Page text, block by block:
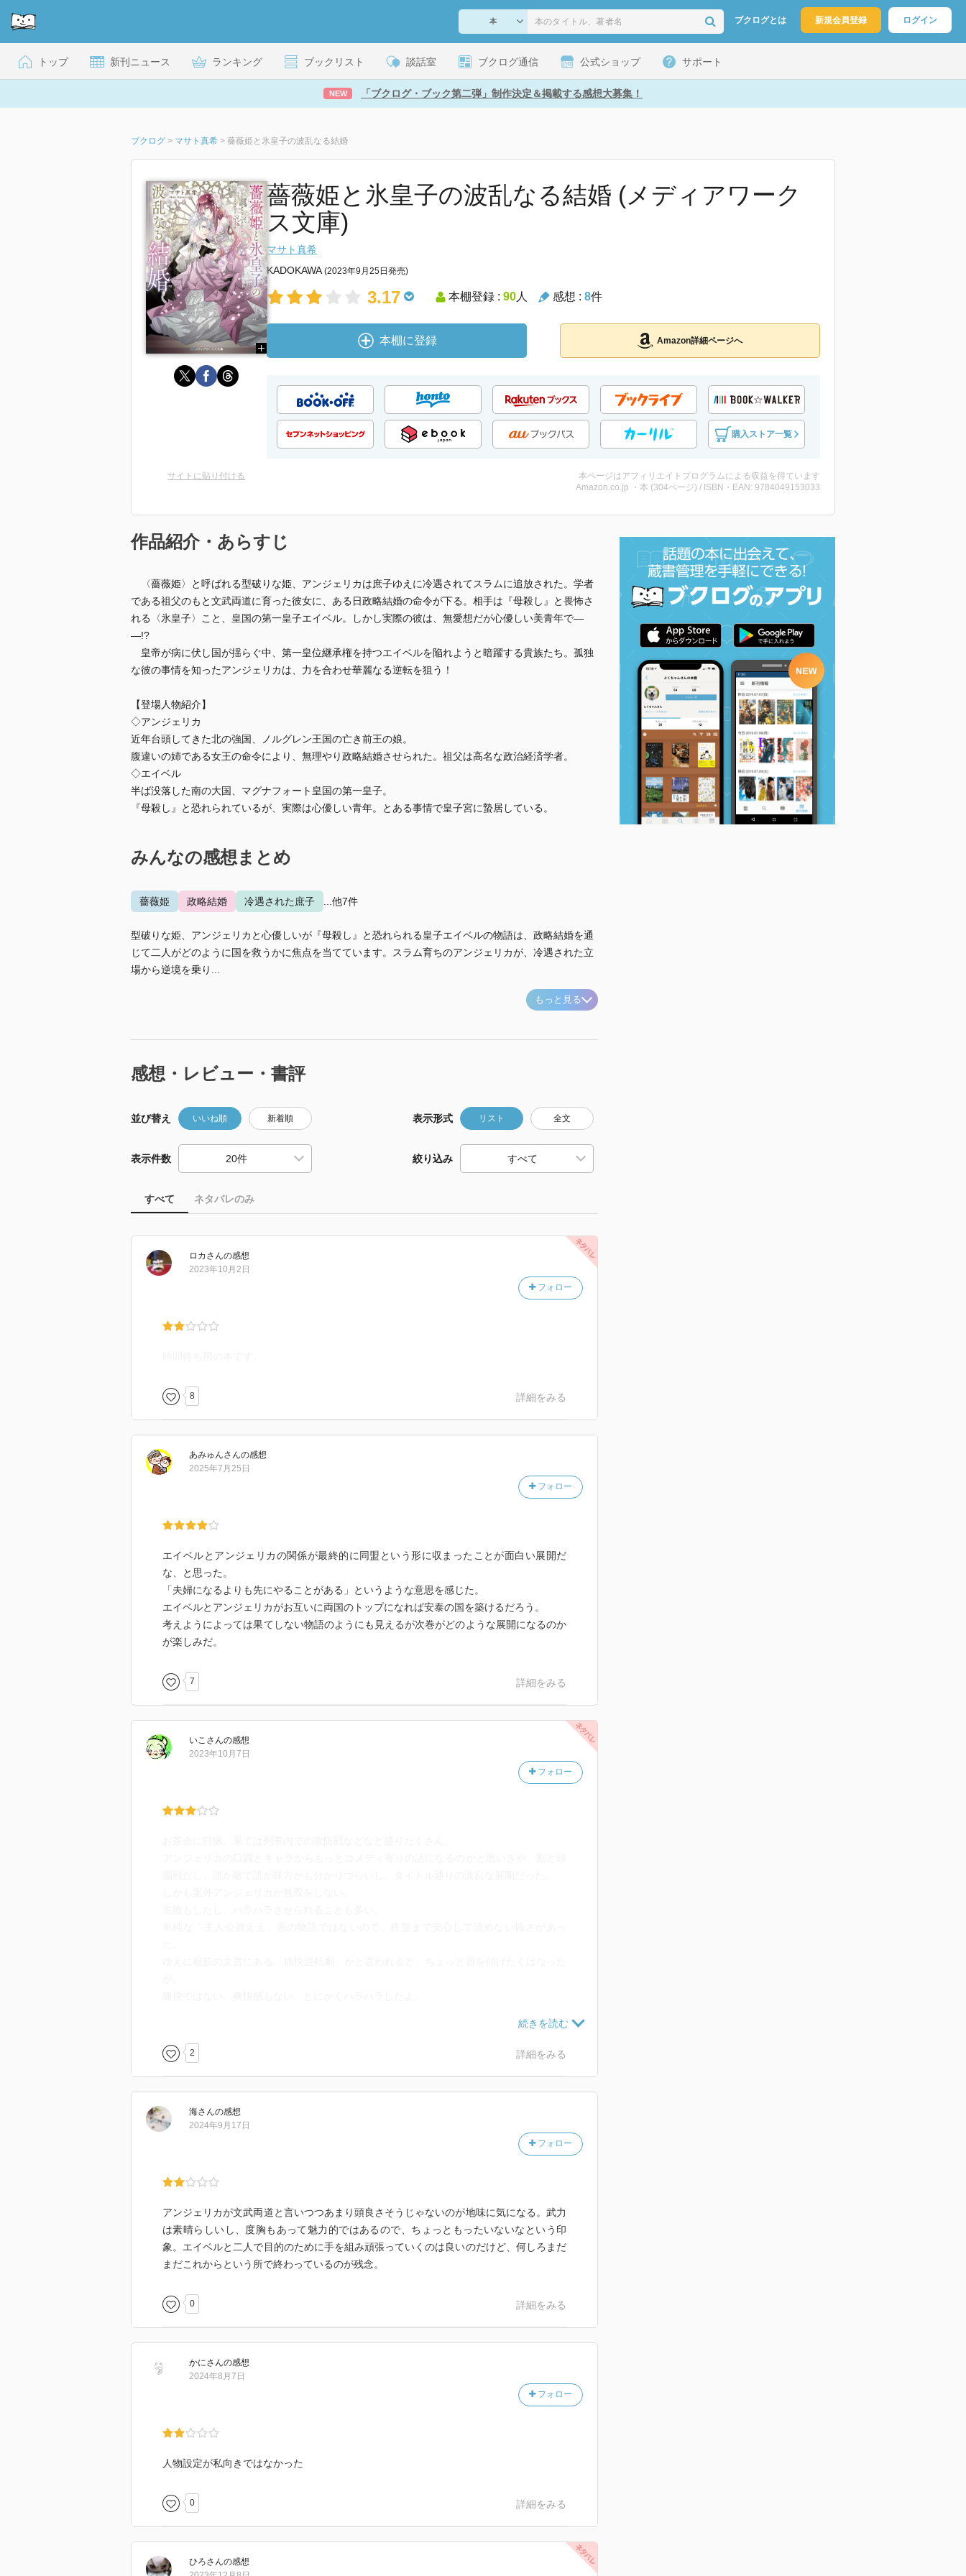
ブクログとは 新規会員登録 ログイン
トップ 新刊ニュース ランキング ブックリスト 談話室 ブクログ通信 公式ショップ サポート
NEW 「ブクログ・ブック第二弾」制作決定＆掲載する感想大募集！
ブクログ > マサト真希 > 薔薇姫と氷皇子の波乱なる結婚
薔薇姫と氷皇子の波乱なる結婚 (メディアワーク
ス文庫)
マサト真希
KADOKAWA(2023年9月25日発売)
3.17 本棚登録 : 90人 感想 : 8件
本棚に登録 Amazon詳細ページへ
購入ストア一覧
サイトに貼り付ける
本ページはアフィリエイトプログラムによる収益を得ています
Amazon.co.jp ・本 (304ページ) / ISBN・EAN: 9784049153033
作品紹介・あらすじ
〈薔薇姫〉と呼ばれる型破りな姫、アンジェリカは庶子ゆえに冷遇されてスラムに追放された。学者
である祖父のもと文武両道に育った彼女に、ある日政略結婚の命令が下る。相手は『母殺し』と畏怖さ
れる〈氷皇子〉こと、皇国の第一皇子エイベル。しかし実際の彼は、無愛想だが心優しい美青年で―
―!?
皇帝が病に伏し国が揺らぐ中、第一皇位継承権を持つエイベルを陥れようと暗躍する貴族たち。孤独
な彼の事情を知ったアンジェリカは、力を合わせ華麗なる逆転を狙う！
【登場人物紹介】
◇アンジェリカ
近年台頭してきた北の強国、ノルグレン王国の亡き前王の娘。
腹違いの姉である女王の命令により、無理やり政略結婚させられた。祖父は高名な政治経済学者。
◇エイベル
半ば没落した南の大国、マグナフォート皇国の第一皇子。
『母殺し』と恐れられているが、実際は心優しい青年。とある事情で皇子宮に蟄居している。
みんなの感想まとめ
薔薇姫 政略結婚 冷遇された庶子 ...他7件
型破りな姫、アンジェリカと心優しいが『母殺し』と恐れられる皇子エイベルの物語は、政略結婚を通
じて二人がどのように国を救うかに焦点を当てています。スラム育ちのアンジェリカが、冷遇された立
場から逆境を乗り...
もっと見る
感想・レビュー・書評
並び替え いいね順 新着順 表示形式 リスト 全文
表示件数 絞り込み
すべて ネタバレのみ
ロカ さんの感想
フォロー
2023年10月2日
8 詳細をみる
あみゅんさんの感想
フォロー
2025年7月25日
エイベルとアンジェリカの関係が最終的に同盟という形に収まったことが面白い展開だ
な、と思った。
「夫婦になるよりも先にやることがある」というような意思を感じた。
エイベルとアンジェリカがお互いに両国のトップになれば安泰の国を築けるだろう。
考えようによっては果てしない物語のようにも見えるが次巻がどのような展開になるのか
が楽しみだ。
7 詳細をみる
いこ さんの感想
フォロー
2023年10月7日
それに、内容盛りだくさんなため、情報を整理しないといけないことも多く、こんがらが
ることも。
列車の話まで出てきたときは、違う世界観に来たのかと思ってしまうほど。
個人的にはもう少し展開を絞ってくれた方が分かりやすかったかも。
2 詳細をみる
海さんの感想
フォロー
2024年9月17日
アンジェリカが文武両道と言いつつあまり頭良さそうじゃないのが地味に気になる。武力
は素晴らしいし、度胸もあって魅力的ではあるので、ちょっともったいないなという印
象。エイベルと二人で目的のために手を組み頑張っていくのは良いのだけど、何しろまだ
まだこれからという所で終わっているのが残念。
0 詳細をみる
かにさんの感想
フォロー
2024年8月7日
人物設定が私向きではなかった
0 詳細をみる
ひろさんの感想